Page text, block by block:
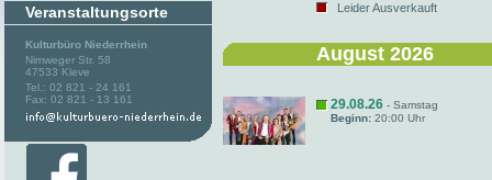
Veranstaltungsorte
Kulturbüro Niederrhein
Nimweger Str. 58
47533 Kleve
Tel.: 02 821 - 24 161
Fax: 02 821 - 13 161
Leider Ausverkauft
August 2026
29.08.26 - Samstag
Beginn: 20:00 Uhr